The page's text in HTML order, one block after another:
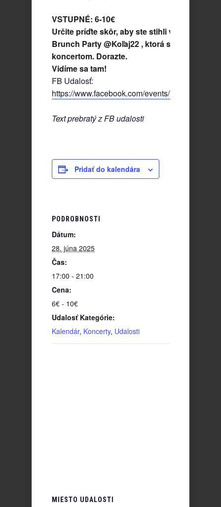
VSTUPNÉ: 6-10€
Určite príďte skôr, aby ste stihli všetky
Brunch Party @Koľaj22 , ktorá sa uskutoční
koncertom. Dorazte.
Vidíme sa tam!
FB Udalosť:
https://www.facebook.com/events/
Text prebratý z FB udalosti
Pridať do kalendára
PODROBNOSTI
Dátum:
28. júna 2025
Čas:
17:00 - 21:00
Cena:
6€ - 10€
Udalosť Kategórie:
Kalendár, Koncerty, Udalosti
MIESTO UDALOSTI